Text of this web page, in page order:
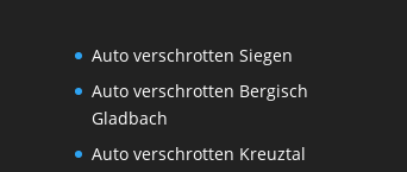
Auto verschrotten Siegen
Auto verschrotten Bergisch
Gladbach
Auto verschrotten Kreuztal